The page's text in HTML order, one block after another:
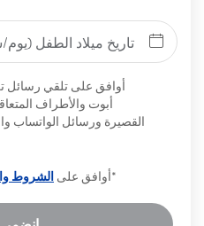
أوافق على تلقي رسائل
أبوت والأطراف المتعاقدة
القصيرة ورسائل الواتساب والبريد
*أوافق علىالشروط والأحكام